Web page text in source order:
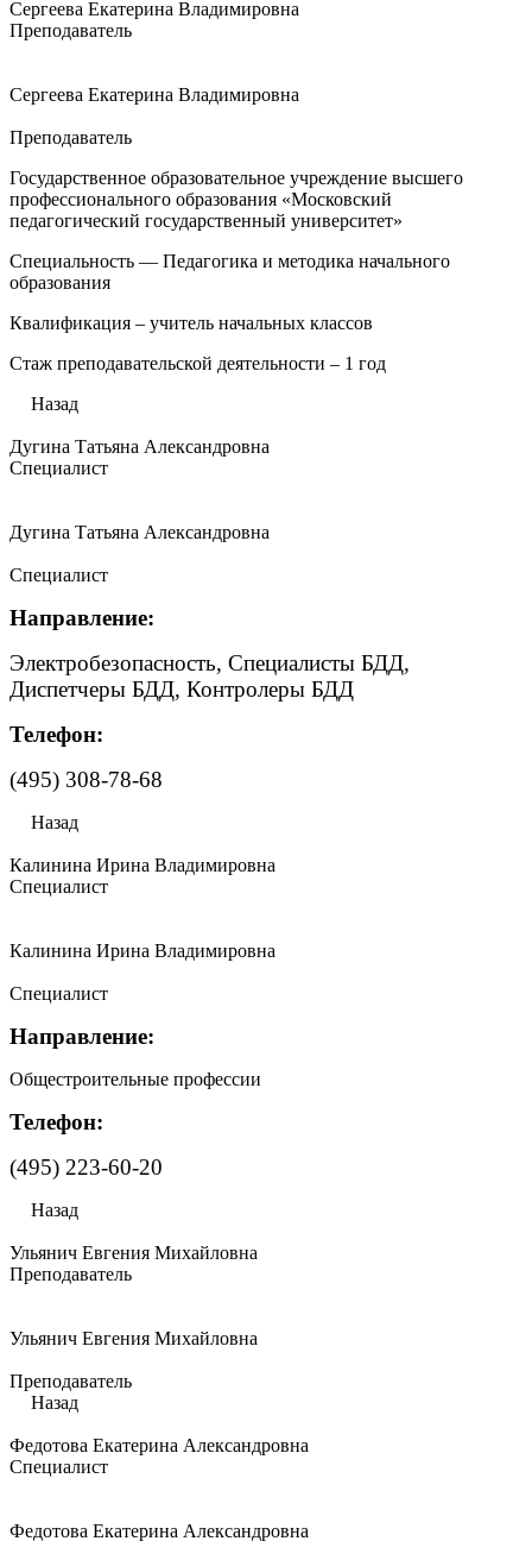
Сергеева Екатерина Владимировна
Преподаватель
Сергеева Екатерина Владимировна
Преподаватель
Государственное образовательное учреждение высшего
профессионального образования «Московский
педагогический государственный университет»
Специальность — Педагогика и методика начального
образования
Квалификация – учитель начальных классов
Стаж преподавательской деятельности – 1 год
Назад
Дугина Татьяна Александровна
Специалист
Дугина Татьяна Александровна
Специалист
Направление:
Электробезопасность, Специалисты БДД,
Диспетчеры БДД, Контролеры БДД
Телефон:
(495) 308-78-68
Назад
Калинина Ирина Владимировна
Специалист
Калинина Ирина Владимировна
Специалист
Направление:
Общестроительные профессии
Телефон:
(495) 223-60-20
Назад
Ульянич Евгения Михайловна
Преподаватель
Ульянич Евгения Михайловна
Преподаватель
Назад
Федотова Екатерина Александровна
Специалист
Федотова Екатерина Александровна